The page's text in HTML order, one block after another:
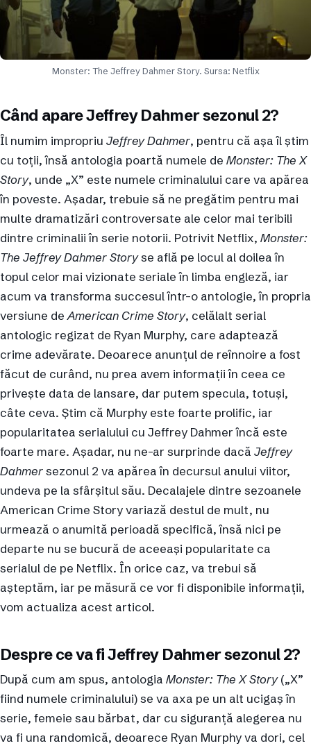
Monster: The Jeffrey Dahmer Story. Sursa: Netflix
Când apare Jeffrey Dahmer sezonul 2?
Îl numim impropriu Jeffrey Dahmer, pentru că așa îl știm
cu toții, însă antologia poartă numele de Monster: The X
Story, unde „X” este numele criminalului care va apărea
în poveste. Așadar, trebuie să ne pregătim pentru mai
multe dramatizări controversate ale celor mai teribili
dintre criminalii în serie notorii. Potrivit Netflix, Monster:
The Jeffrey Dahmer Storyse află pe locul al doilea în
topul celor mai vizionate seriale în limba engleză, iar
acum va transforma succesul într-o antologie, în propria
versiune de American Crime Story, celălalt serial
antologic regizat de Ryan Murphy, care adaptează
crime adevărate. Deoarece anunțul de reînnoire a fost
făcut de curând, nu prea avem informații în ceea ce
privește data de lansare, dar putem specula, totuși,
câte ceva. Știm că Murphy este foarte prolific, iar
popularitatea serialului cu Jeffrey Dahmer încă este
foarte mare. Așadar, nu ne-ar surprinde dacă Jeffrey
Dahmersezonul 2 va apărea în decursul anului viitor,
undeva pe la sfârșitul său. Decalajele dintre sezoanele
American Crime Story variază destul de mult, nu
urmează o anumită perioadă specifică, însă nici pe
departe nu se bucură de aceeași popularitate ca
serialul de pe Netflix. În orice caz, va trebui să
așteptăm, iar pe măsură ce vor fi disponibile informații,
vom actualiza acest articol.
Despre ce va fi Jeffrey Dahmer sezonul 2?
După cum am spus, antologia Monster: The X Story(„X”
fiind numele criminalului) se va axa pe un alt ucigaș în
serie, femeie sau bărbat, dar cu siguranță alegerea nu
va fi una randomică, deoarece Ryan Murphy va dori, cel